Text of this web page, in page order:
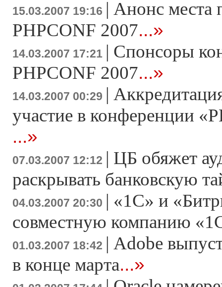
15.03.2007 19:16 | Анонс места
PHPCONF 2007...»
14.03.2007 17:21 | Спонсоры
PHPCONF 2007...»
14.03.2007 00:29 |
участие в конференции
...»
07.03.2007 12:12 | ЦБ обяжет
раскрывать банковскую
04.03.2007 20:30 | «1С» и
совместную компанию
01.03.2007 18:42 | Adobe
в конце марта...»